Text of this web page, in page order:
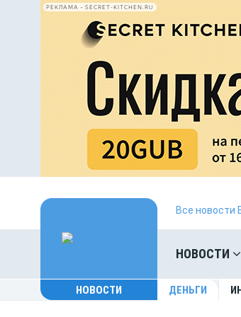
РЕКЛАМА • SECRET-KITCHEN.RU
Все новости
НОВОСТИ
НОВОСТИ ДЕНЬГИ